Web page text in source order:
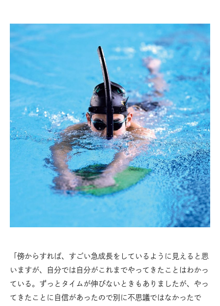
「傍からすれば、すごい急成長をしているように見えると思
いますが、自分では自分がこれまでやってきたことはわかっ
ている。ずっとタイムが伸びないときもありましたが、やっ
てきたことに自信があったので別に不思議ではなかったで